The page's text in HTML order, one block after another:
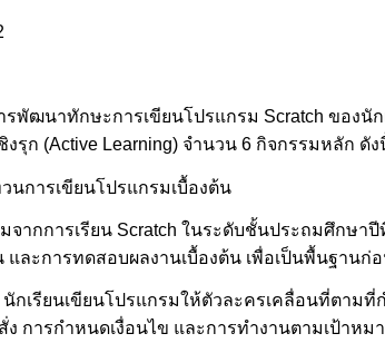
พัฒนาทักษะการเขียนโปรแกรม Scratch ของนั
รุก (Active Learning) จำนวน 6 กิจกรรมหลัก ดัง
นการเขียนโปรแกรมเบื้องต้น
จากการเรียน Scratch ในระดับชั้นประถมศึกษา
ละการทดสอบผลงานเบื้องต้น เพื่อเป็นพื้นฐาน
กเรียนเขียนโปรแกรมให้ตัวละครเคลื่อนที่ตาม
การกำหนดเงื่อนไข และการทำงานตามเป้าหม